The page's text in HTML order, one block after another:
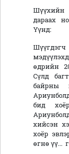
Шүүхийн
дараах
Үүнд:
өдрийн
Сүлд
байрны
бид
хийсэн
хоёр
өгнө үү...